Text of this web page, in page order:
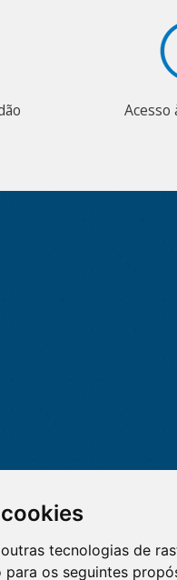
tecnologias de
os seguintes
Acesso